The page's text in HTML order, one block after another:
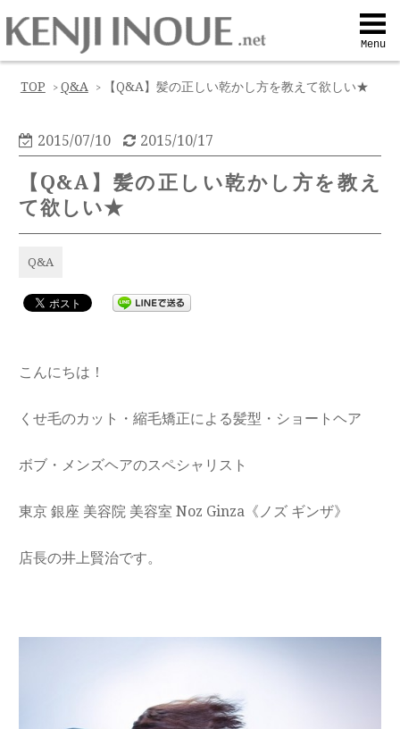
Menu
Q&A
Profile
Menu
喜びの声
TOP > Q&A > 【Q&A】髪の正しい乾かし方を教えて欲しい★
2015/07/10 2015/10/17
【Q&A】髪の正しい乾かし方を教え
て欲しい★
Q&A
こんにちは！
くせ毛のカット・縮毛矯正による髪型・ショートヘア
ボブ・メンズヘアのスペシャリスト
東京 銀座 美容院 美容室 Noz Ginza《ノズ ギンザ》
店長の井上賢治です。